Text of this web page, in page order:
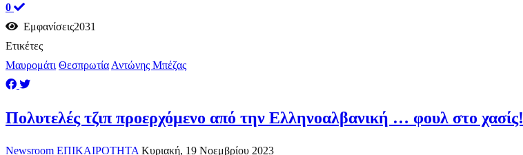
0
Εμφανίσεις2031
Ετικέτες
Μαυρομάτι Θεσπρωτία Αντώνης Μπέζας
Πολυτελές τζιπ προερχόμενο από την Ελληνοαλβανική … φουλ στο χασίς!
Newsroom ΕΠΙΚΑΙΡΟΤΗΤΑ Κυριακή, 19 Νοεμβρίου 2023